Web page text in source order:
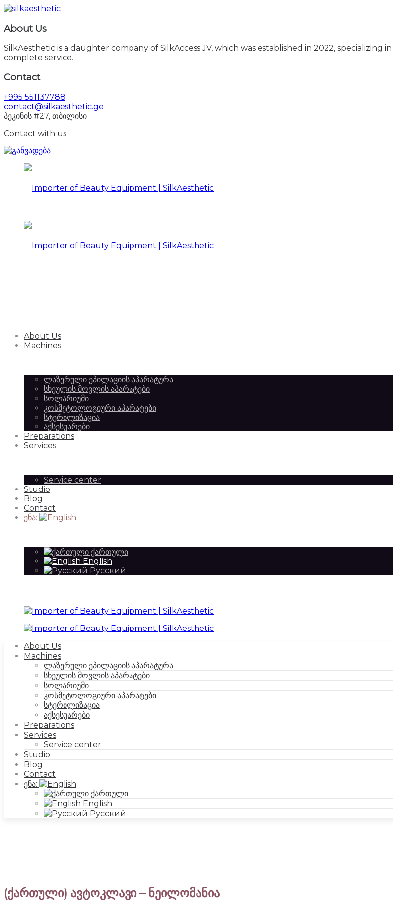
About Us
SilkAesthetic is a daughter company of SilkAccess JV, which was established in 2022,
complete service.
Contact
+995 551137788
contact@silkaesthetic.ge
პეკინის #27, თბილისი
Contact with us
Beauty
Equipment
|
SilkAesthetic
of
Beauty
Equipment
|
About Us
Machines
ლაზერული ეპილაციის აპარატურა
სხეულის მოვლის აპარატები
სოლარიუმი
კოსმეტოლოგიური აპარატები
სტერილიზაცია
აქსესუარები
Preparations
Services
Service center
Studio
Blog
Contact
ენა:
ქართული
English
Русский
About Us
Machines
ლაზერული ეპილაციის აპარატურა
სხეულის მოვლის აპარატები
სოლარიუმი
კოსმეტოლოგიური აპარატები
სტერილიზაცია
აქსესუარები
Preparations
Services
Service center
Studio
Blog
Contact
ენა:
ქართული
English
Русский
(ქართული) ავტოკლავი – ნეილომანია